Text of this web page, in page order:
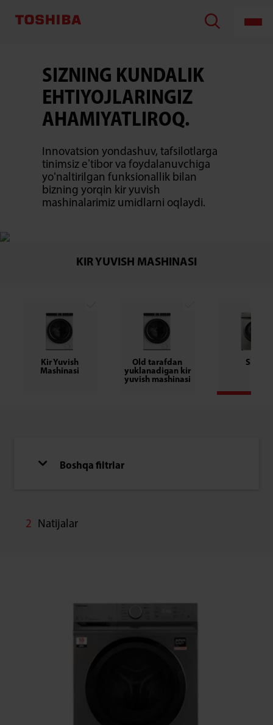
SIZNING KUNDALIK
EHTIYOJLARINGIZ
AHAMIYATLIROQ.
Innovatsion yondashuv, tafsilotlarga
tinimsiz eʼtibor va foydalanuvchiga
yoʻnaltirilgan funksionallik bilan
bizning yorqin kir yuvish
mashinalarimiz umidlarni oqlaydi.
KIR YUVISH MASHINASI
Kir Yuvish
Mashinasi
Old tarafdan
yuklanadigan kir
yuvish mashinasi
SLIM
Boshqa filtrlar
2 Natijalar